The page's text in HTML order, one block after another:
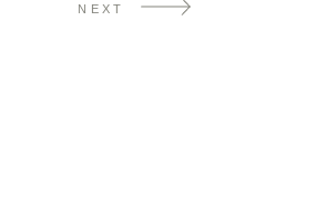
NEXT